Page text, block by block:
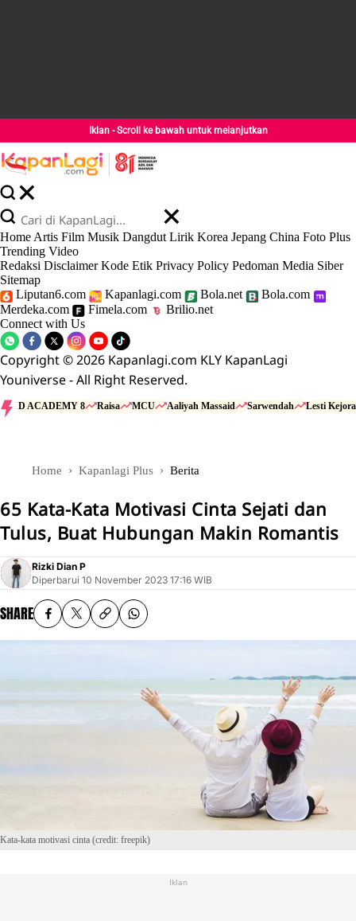
Iklan - Scroll ke bawah untuk melanjutkan
Home Artis Film Musik Dangdut Lirik Korea Jepang China Foto Plus
Trending Video
Redaksi Disclaimer Kode Etik Privacy Policy Pedoman Media Siber
Sitemap
Liputan6.com
Kapanlagi.com Bola.net
Bola.com
Merdeka.com
Fimela.com
Brilio.net
Connect with Us
Copyright © 2026 Kapanlagi.com KLY KapanLagi
Youniverse - All Right Reserved.
D ACADEMY 8 Raisa MCU Aaliyah Massaid Sarwendah Lesti Kejora
Home Kapanlagi Plus Berita
65 Kata-Kata Motivasi Cinta Sejati dan
Tulus, Buat Hubungan Makin Romantis
Rizki Dian P
Diperbarui 10 November 2023 17:16 WIB
SHARE
Kata-kata motivasi cinta (credit: freepik)
Iklan